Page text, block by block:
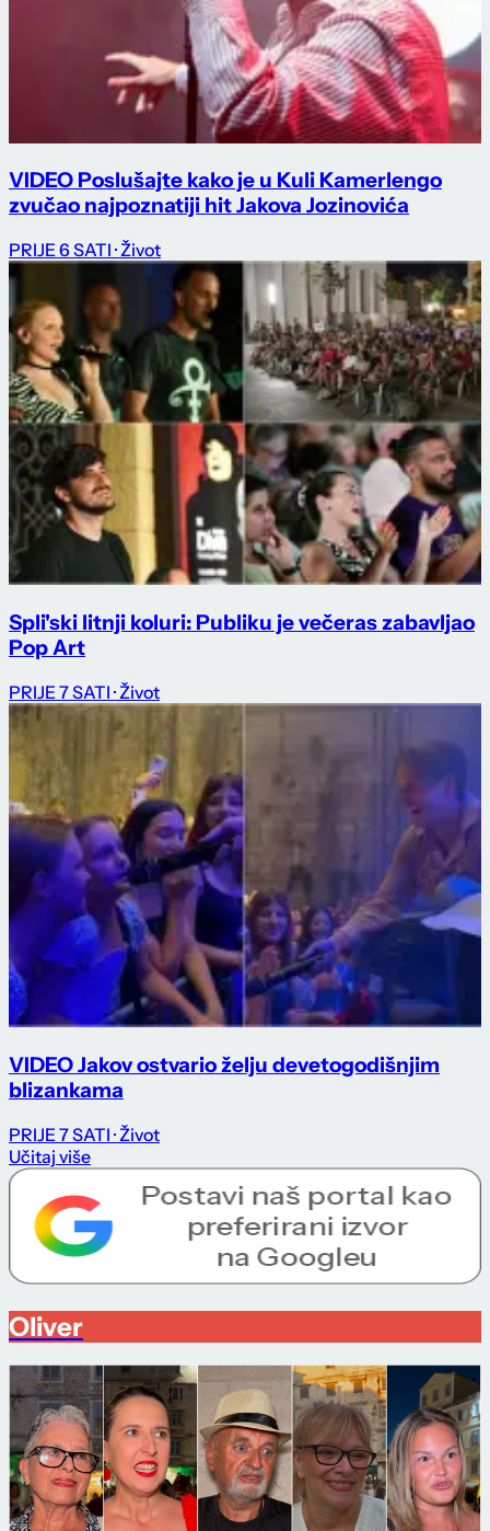
VIDEO Poslušajte kako je u Kuli Kamerlengo
zvučao najpoznatiji hit Jakova Jozinovića
PRIJE 6 SATI · Život
Spli'ski litnji koluri: Publiku je večeras zabavljao
Pop Art
PRIJE 7 SATI · Život
VIDEO Jakov ostvario želju devetogodišnjim
blizankama
PRIJE 7 SATI · Život
Učitaj više
Oliver